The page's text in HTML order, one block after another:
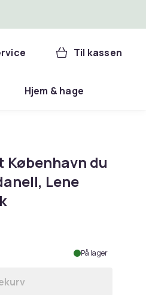
Til kassen
Hjem & hage
du
Lene
På lager
turer i området rundt